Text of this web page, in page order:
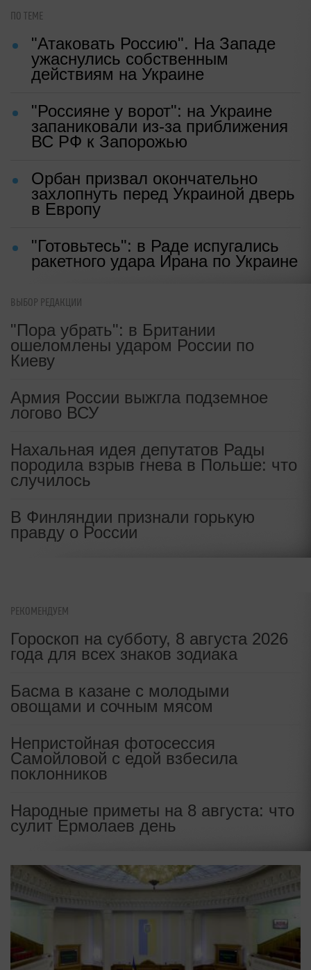
Источник: Страна.ua✓ Надежный источник
ПО ТЕМЕ
"Атаковать Россию". На Западе
действиям на Украине
"Россияне у ворот": на Украине
ВС РФ к Запорожью
захлопнуть перед Украиной дверь
в Европу
"Готовьтесь": в Раде испугались
ракетного удара Ирана по Украине
ВЫБОР РЕДАКЦИИ
"Пора убрать": в Британии
ошеломлены ударом России по
Киеву
Армия России выжгла подземное
логово ВСУ
Нахальная идея депутатов Рады
породила взрыв гнева в Польше: что
случилось
В Финляндии признали горькую
правду о России
РЕКОМЕНДУЕМ
Гороскоп на субботу, 8 августа 2026
года для всех знаков зодиака
Басма в казане с молодыми
овощами и сочным мясом
Непристойная фотосессия
Самойловой с едой взбесила
поклонников
Народные приметы на 8 августа: что
сулит Ермолаев день